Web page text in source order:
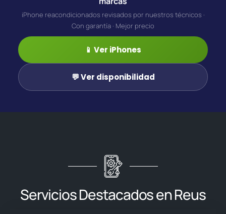
iPhone reacondicionados revisados por nuestros técnicos ·
Con garantía · Mejor precio
📱 Ver iPhones
💬 Ver disponibilidad
Servicios Destacados en Reus